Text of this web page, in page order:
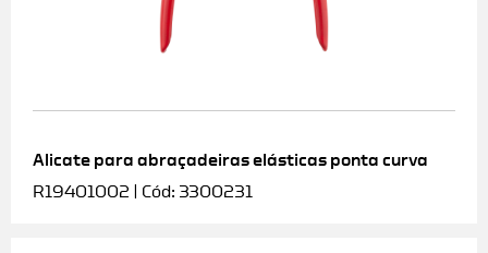
Alicate para abraçadeiras elásticas ponta curva
R19401002 | Cód: 3300231